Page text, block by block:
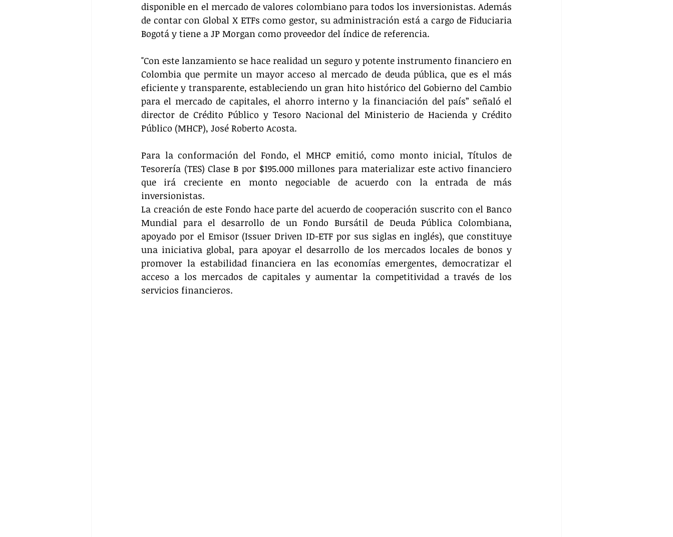
disponible en el mercado de valores colombiano para todos los inversionistas. Además
de contar con Global X ETFs como gestor, su administración está a cargo de Fiduciaria
Bogotá y tiene a JP Morgan como proveedor del índice de referencia.
"Con este lanzamiento se hace realidad un seguro y potente instrumento financiero en
Colombia que permite un mayor acceso al mercado de deuda pública, que es el más
eficiente y transparente, estableciendo un gran hito histórico del Gobierno del Cambio
para el mercado de capitales, el ahorro interno y la financiación del país” señaló el
director de Crédito Público y Tesoro Nacional del Ministerio de Hacienda y Crédito
Público (MHCP), José Roberto Acosta.
Para la conformación del Fondo, el MHCP emitió, como monto inicial, Títulos de
Tesorería (TES) Clase B por $195.000 millones para materializar este activo financiero
que irá creciente en monto negociable de acuerdo con la entrada de más
inversionistas.
La creación de este Fondo hace parte del acuerdo de cooperación suscrito con el Banco
Mundial para el desarrollo de un Fondo Bursátil de Deuda Pública Colombiana,
apoyado por el Emisor (Issuer Driven ID-ETF por sus siglas en inglés), que constituye
una iniciativa global, para apoyar el desarrollo de los mercados locales de bonos y
promover la estabilidad financiera en las economías emergentes, democratizar el
acceso a los mercados de capitales y aumentar la competitividad a través de los
servicios financieros.